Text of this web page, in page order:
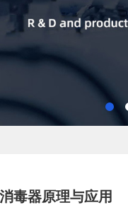
毒器原理与应用